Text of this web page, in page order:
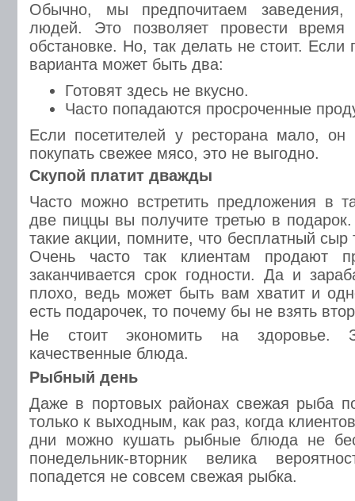
Обычно, мы предпочитаем
людей. Это позволяет провести время
обстановке. Но, так делать не стоит. Если
варианта может быть два:
Готовят здесь не вкусно.
Часто попадаются просроченные
Если посетителей у ресторана мало, он
покупать свежее мясо, это не выгодно.
Скупой платит дважды
Часто можно встретить предложения в
две пиццы вы получите третью в
такие акции, помните, что бесплатный
Очень часто так клиентам продают
заканчивается срок годности. Да и
плохо, ведь может быть вам хватит и
есть подарочек, то почему бы не взять
Не стоит экономить на здоровье.
качественные блюда.
Рыбный день
Даже в портовых районах свежая рыба
только к выходным, как раз, когда
дни можно кушать рыбные блюда не
понедельник-вторник велика
попадется не совсем свежая рыбка.